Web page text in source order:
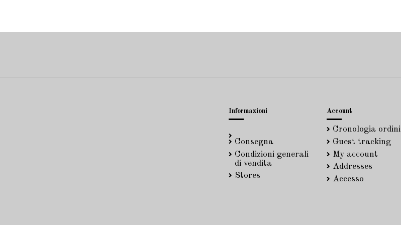
Informazioni
Consegna
Condizioni generali
di vendita
Stores
Account
Cronologia ordini
Guest tracking
My account
Addresses
Accesso